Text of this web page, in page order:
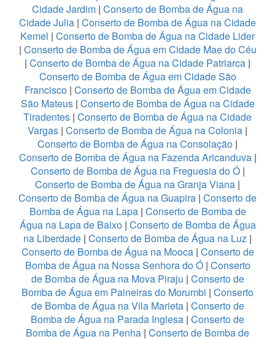
Cidade Jardim | Conserto de Bomba de Água na
Cidade Julia | Conserto de Bomba de Água na Cidade
Kemel | Conserto de Bomba de Água na Cidade Lider
| Conserto de Bomba de Água em Cidade Mae do Céu
| Conserto de Bomba de Água na Cidade Patriarca |
Conserto de Bomba de Água em Cidade São
Francisco | Conserto de Bomba de Água em Cidade
São Mateus| Conserto de Bomba de Água na Cidade
Tiradentes | Conserto de Bomba de Água na Cidade
Vargas | Conserto de Bomba de Água na Colonia |
Conserto de Bomba de Água na Consolação |
Conserto de Bomba de Água na Fazenda Aricanduva|
Conserto de Bomba de Água na Freguesia do Ó|
Conserto de Bomba de Água na Granja Viana |
Conserto de Bomba de Água na Guapira | Conserto de
Bomba de Água na Lapa| Conserto de Bomba de
Água na Lapa de Baixo | Conserto de Bomba de Água
na Liberdade | Conserto de Bomba de Água na Luz |
Conserto de Bomba de Água na Mooca| Conserto de
Bomba de Água na Nossa Senhora do Ó| Conserto
de Bomba de Água na Mova Piraju | Conserto de
Bomba de Água em Paineiras do Morumbi | Conserto
de Bomba de Água na Vila Marieta| Conserto de
Bomba de Água na Parada Inglesa | Conserto de
Bomba de Água na Penha | Conserto de Bomba de